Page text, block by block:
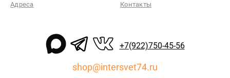
Адреса Контакты
+7(922)750-45-56
shop@intersvet74.ru